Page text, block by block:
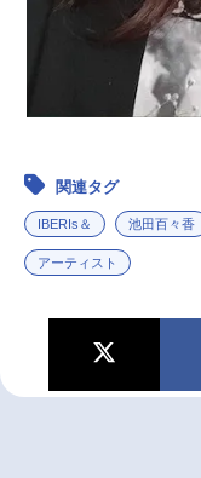
関連タグ
IBERIs＆ 池田百々香
アーティスト